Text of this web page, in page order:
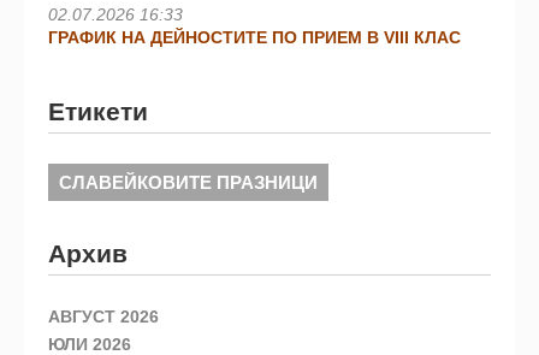
02.07.2026 16:33
ГРАФИК НА ДЕЙНОСТИТЕ ПО ПРИЕМ В VIII КЛАС
Етикети
СЛАВЕЙКОВИТЕ ПРАЗНИЦИ
Архив
АВГУСТ 2026
ЮЛИ 2026